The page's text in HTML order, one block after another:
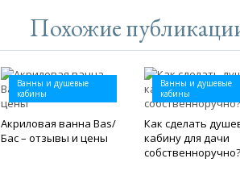
Похожие
Ванны и душевые
кабины
Акриловая ванна Bas/
Бас – отзывы и цены
Ванны и душевые
кабины
Как сделать
кабину для дачи
собственноручно?